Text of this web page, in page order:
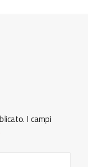
I campi